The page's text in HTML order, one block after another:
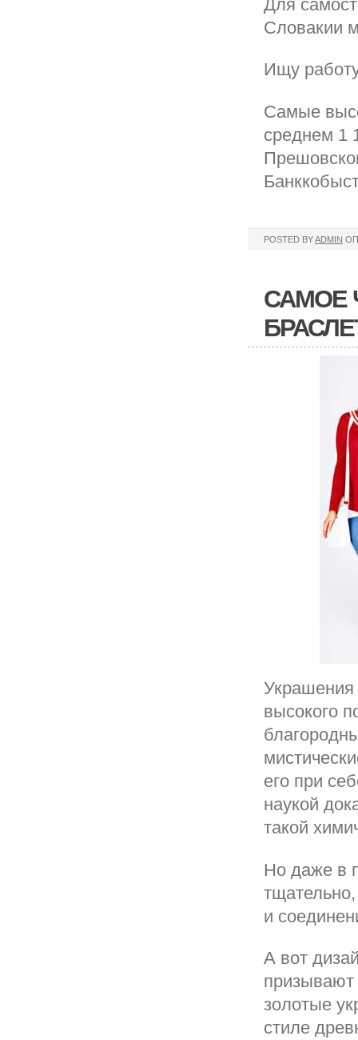
Для
Словакии
Ищу
Самые
среднем 1
POSTED BYADMIN
САМОЕ
Украшения
высокого
его при
наукой
такой
Но даже в
и
А вот
призывают
золотые
стиле